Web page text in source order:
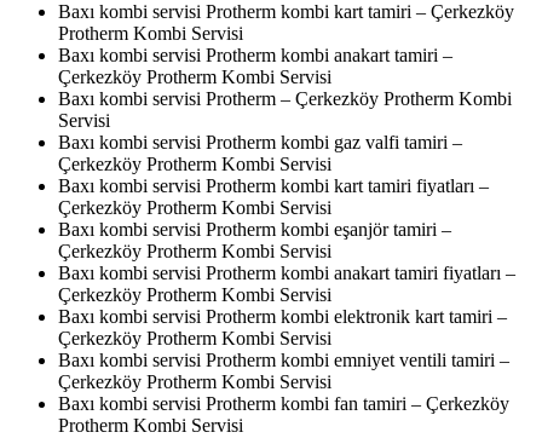
Baxı kombi servisi Protherm kombi kart tamiri – Çerkezköy
Protherm Kombi Servisi
Baxı kombi servisi Protherm kombi anakart tamiri –
Çerkezköy Protherm Kombi Servisi
Baxı kombi servisi Protherm – Çerkezköy Protherm Kombi
Servisi
Baxı kombi servisi Protherm kombi gaz valfi tamiri –
Çerkezköy Protherm Kombi Servisi
Baxı kombi servisi Protherm kombi kart tamiri fiyatları –
Çerkezköy Protherm Kombi Servisi
Baxı kombi servisi Protherm kombi eşanjör tamiri –
Çerkezköy Protherm Kombi Servisi
Baxı kombi servisi Protherm kombi anakart tamiri fiyatları –
Çerkezköy Protherm Kombi Servisi
Baxı kombi servisi Protherm kombi elektronik kart tamiri –
Çerkezköy Protherm Kombi Servisi
Baxı kombi servisi Protherm kombi emniyet ventili tamiri –
Çerkezköy Protherm Kombi Servisi
Baxı kombi servisi Protherm kombi fan tamiri – Çerkezköy
Protherm Kombi Servisi